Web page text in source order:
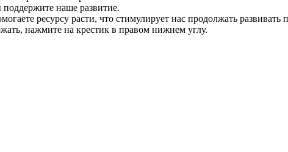
наше развитие.
ресурсу расти, что стимулирует нас продолжать
нажмите на крестик в правом нижнем углу.